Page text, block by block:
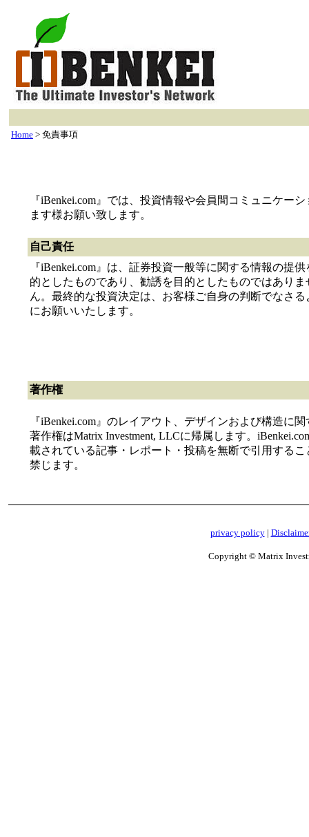
Home > 免責事項
『iBenkei.com』では、投資情報や会員間コミュニケー
ます様お願い致します。
自己責任
『iBenkei.com』は、証券投資一般等に関する情報の提供
的としたものであり、勧誘を目的としたものではありま
ん。最終的な投資決定は、お客様ご自身の判断でなさる
にお願いいたします。
著作権
『iBenkei.com』のレイアウト、デザインおよび構造に関
著作権はMatrix Investment, LLCに帰属します。
載されている記事・レポート・投稿を無断で引用するこ
禁じます。
privacy policy|
Copyright © Matrix